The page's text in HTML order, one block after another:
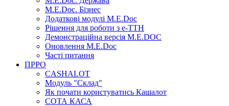
M.E.Doc. Бізнес
Додаткові модулі M.E.Doc
Рішення для роботи з е-ТТН
Демонстраційна версія M.E.DOC
Оновлення M.E.Doc
Часті питання
ПРРО
CASHALOT
Модуль "Склад"
Як почати користуватись Кашалот
СОТА КАСА